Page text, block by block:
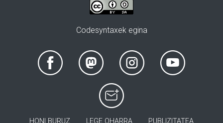
Codesyntaxek egina
HONI BURUZ LEGE OHARRA PUBLIZITATEA